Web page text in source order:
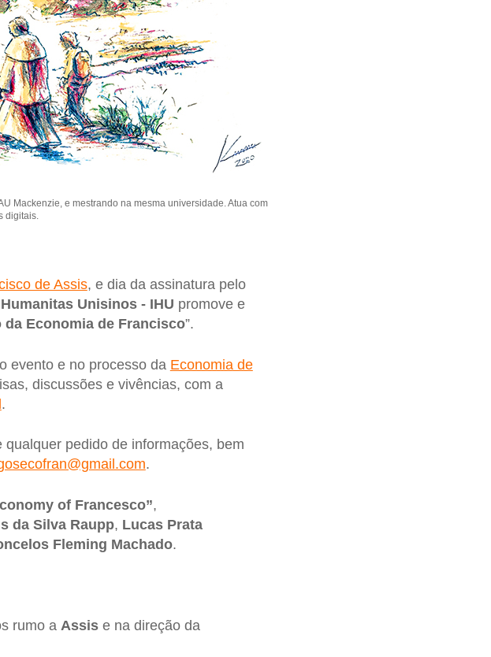
Mackenzie, e mestrando na mesma universidade. Atua com
digitais.
de Assis, e dia da assinatura pelo
Unisinos - IHU promove e
Economia de Francisco”.
evento e no processo da Economia de
discussões e vivências, com a
.
pedido de informações, bem
.
of Francesco”,
da Silva Raupp, Lucas Prata
Fleming Machado.
rumo a Assise na direção da